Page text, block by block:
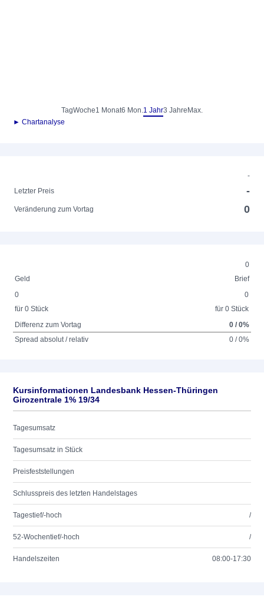
TagWoche1 Monat6 Mon.1 Jahr3 Jahre Max.
► Chartanalyse
-
Letzter Preis
-
Veränderung zum Vortag 0
0
Geld
Brief
0
für 0 Stück
0
für 0 Stück
Differenz zum Vortag
0 / 0%
Spread absolut / relativ
0 / 0%
Kursinformationen Landesbank Hessen-Thüringen
Girozentrale 1% 19/34
Tagesumsatz
Tagesumsatz in Stück
Preisfeststellungen
Schlusspreis des letzten Handelstages
Tagestief/-hoch /
52-Wochentief/-hoch /
Handelszeiten 08:00-17:30